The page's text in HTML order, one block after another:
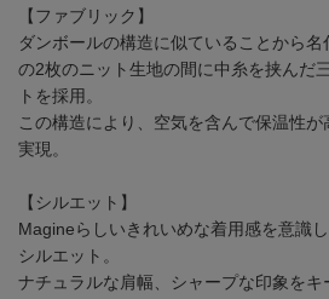
【ファブリック】
ダンボールの構造に似ていることから
の2枚のニット生地の間に中糸を挟んだ
トを採用。
この構造により、空気を含んで保温性
実現。
【シルエット】
Magineらしいきれいめな着用感を意識
シルエット。
ナチュラルな肩幅、シャープな印象をキ